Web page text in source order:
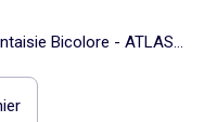
Bicolore - ATLAS